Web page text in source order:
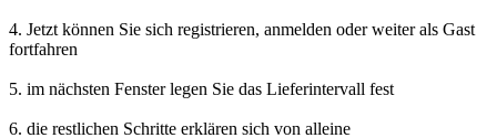
4. Jetzt können Sie sich registrieren, anmelden oder weiter als Gast
fortfahren
5. im nächsten Fenster legen Sie das Lieferintervall fest
6. die restlichen Schritte erklären sich von alleine